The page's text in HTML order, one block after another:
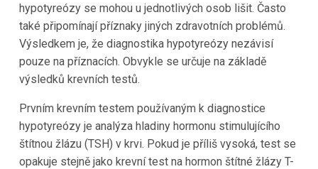
hypotyreózy se mohou u jednotlivých osob lišit. Často
také připomínají příznaky jiných zdravotních problémů.
Výsledkem je, že diagnostika hypotyreózy nezávisí
pouze na příznacích. Obvykle se určuje na základě
výsledků krevních testů.
Prvním krevním testem používaným k diagnostice
hypotyreózy je analýza hladiny hormonu stimulujícího
štítnou žlázu (TSH) v krvi. Pokud je příliš vysoká, test se
opakuje stejně jako krevní test na hormon štítné žlázy T-